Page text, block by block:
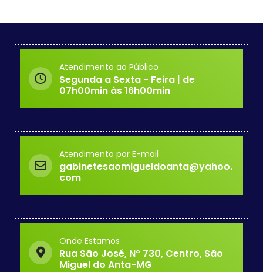
Atendimento ao Público
Segunda a Sexta - Feira | de
07h00min às 16h00min
Atendimento por E-mail
gabinetesaomigueldoanta@yahoo.
com
Onde Estamos
Rua São José, Nº 730, Centro, São
Miguel do Anta-MG